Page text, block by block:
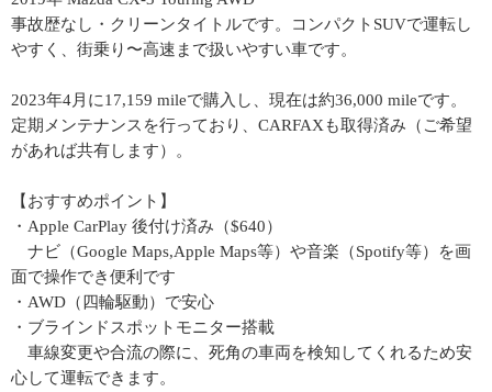
事故歴なし・クリーンタイトルです。コンパクトSUVで運転し
やすく、街乗り〜高速まで扱いやすい車です。
2023年4月に17,159 mileで購入し、現在は約36,000 mileです。
定期メンテナンスを行っており、CARFAXも取得済み（ご希望
があれば共有します）。
【おすすめポイント】
・Apple CarPlay 後付け済み（$640）
ナビ（Google Maps,Apple Maps等）や音楽（Spotify等）を画
面で操作でき便利です
・AWD（四輪駆動）で安心
・ブラインドスポットモニター搭載
車線変更や合流の際に、死角の車両を検知してくれるため安
心して運転できます。